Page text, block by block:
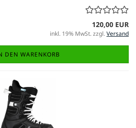
120,00 EUR
inkl. 19% MwSt. zzgl.Versand
DEN WARENKORB